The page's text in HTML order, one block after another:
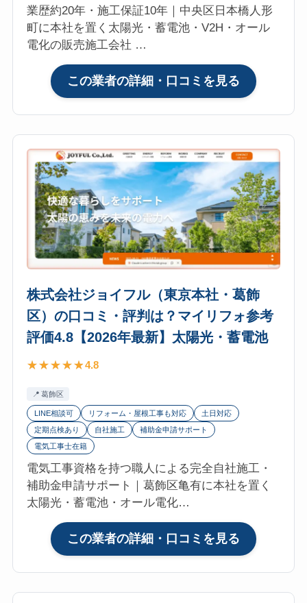
コ
ミ・
は？
マ
イ
フ
ォ
参
考
評
価
4.8【2026
年
新】
太
陽
業歴約20年・施工保証10年｜中央区日本橋人形
町に本社を置く太陽光・蓄電池・V2H・オール
電化の販売施工会社 …
この業者の詳細・口コミを見る
株
式
会
社
フ
ュ
ー
チ
ャ
ー・
リ
レ
ー
シ
ョ
の
口
ミ・
判
は？
マ
株式会社ジョイフル（東京本社・葛飾
区）の口コミ・評判は？マイリフォ参考
評価4.8【2026年最新】太陽光・蓄電池
4.8
葛飾区
LINE相談可 リフォーム・屋根工事も対応
土日対応
定期点検あり
自社施工
補助金申請サポート
電気工事士在籍
電気工事資格を持つ職人による完全自社施工・
補助金申請サポート｜葛飾区亀有に本社を置く
太陽光・蓄電池・オール電化…
この業者の詳細・口コミを見る
株
式
会